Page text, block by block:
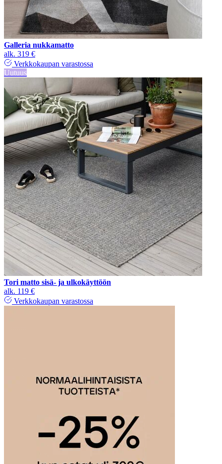
Galleria nukkamatto
alk. 319 €
Verkkokaupan varastossa
Uutuus
Tori matto sisä- ja ulkokäyttöön
alk. 119 €
Verkkokaupan varastossa